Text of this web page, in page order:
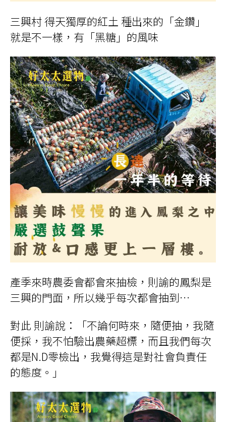
三興村 得天獨厚的紅土 種出來的「金鑽」
就是不一樣，有「黑糖」的風味
產季來時農委會都會來抽檢，則諭的鳳梨是
三興的門面，所以幾乎每次都會抽到…
對此 則諭說：「不論何時來，隨便抽，我隨
便採，我不怕驗出農藥超標，而且我們每次
都是N.D零檢出，我覺得這是對社會負責任
的態度。」